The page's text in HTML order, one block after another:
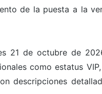
de la puesta a la
21 de octubre de
como estatus
descripciones